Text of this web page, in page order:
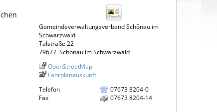
Gemeindeverwaltungsverband Schönau im
Schwarzwald
Talstraße 22
79677 Schönau im Schwarzwald
OpenStreetMap
Fahrplanauskunft
Telefon
07673 8204-0
Fax
07673 8204-14